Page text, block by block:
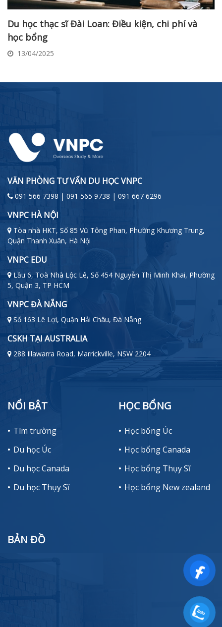
Du học thạc sĩ Đài Loan: Điều kiện, chi phí và
học bổng
13/04/2025
VĂN PHÒNG TƯ VẤN DU HỌC VNPC
091 566 7398 | 091 565 9738 | 091 667 6296
VNPC HÀ NỘI
Tòa nhà HKT, Số 85 Vũ Tông Phan, Phường Khương Trung,
Quận Thanh Xuân, Hà Nội
VNPC EDU
Lầu 6, Toà Nhà Lộc Lê, Số 454 Nguyễn Thị Minh Khai, Phường
5, Quận 3, TP HCM
VNPC ĐÀ NẴNG
Số 163 Lê Lợi, Quận Hải Châu, Đà Nẵng
CSKH TẠI AUSTRALIA
288 Illawarra Road, Marrickville, NSW 2204
NỔI BẬT
Tìm trường
Du học Úc
Du học Canada
Du học Thụy Sĩ
HỌC BỔNG
Học bổng Úc
Học bổng Canada
Học bổng Thụy Sĩ
Học bổng New zealand
BẢN ĐỒ